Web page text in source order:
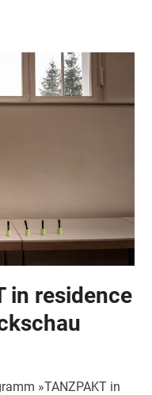
in residence
»TANZPAKT in